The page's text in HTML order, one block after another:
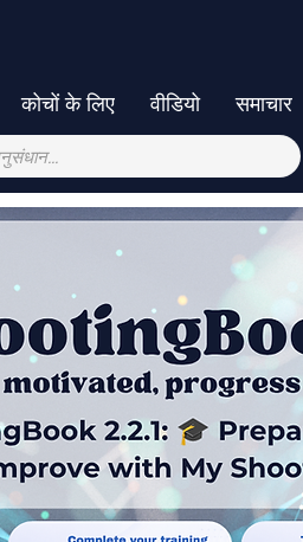
कोचों के लिए वीडियो समाचार